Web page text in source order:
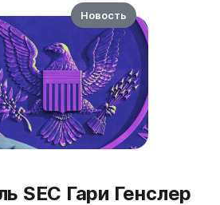
SEC Гари Генслер
Новость